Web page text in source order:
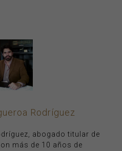
Rodríguez
abogado titular de
más de 10 años de